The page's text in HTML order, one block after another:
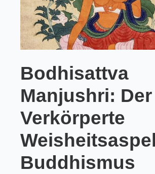
Bodhisattva
Manjushri: Der
Verkörperte
Buddhismus